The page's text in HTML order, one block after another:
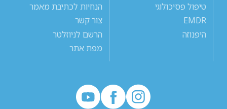
טיפול פסיכולוגי
EMDR
היפנוזה
הנחיות לכתיבת מאמר
צור קשר
הרשם לניוזלטר
מפת אתר